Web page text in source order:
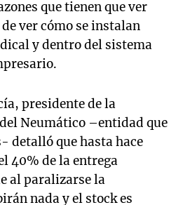
que tienen que ver
ver cómo se instalan
y dentro del sistema
presidente de la
Neumático –entidad que
detalló que hasta hace
40% de la entrega
al paralizarse la
nada y el stock es